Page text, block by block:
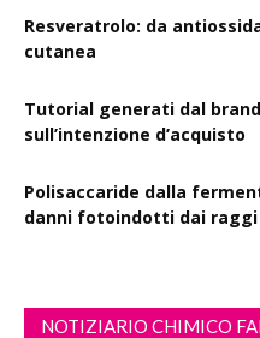
Resveratrolo: da
cutanea
Tutorial generati dal
sull’intenzione d’acquisto
Polisaccaride dalla
danni fotoindotti dai raggi
NOTIZIARIO CHIMICO